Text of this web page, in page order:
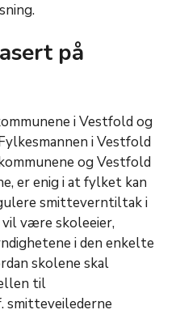
på
i Vestfold og
i Vestfold
og Vestfold
er enig i at fylket kan
smitteverntiltak i
være skoleeier,
i den enkelte
skolene skal
til
smitteveilederne